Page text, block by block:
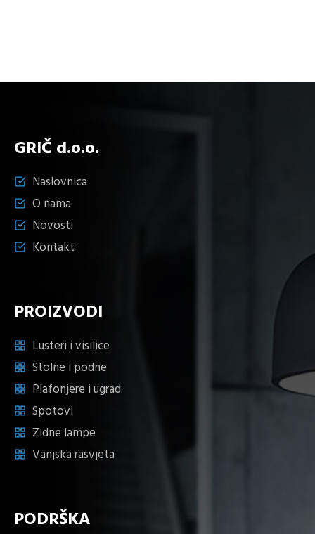
GRIČ d.o.o.
Naslovnica
O nama
Novosti
Kontakt
PROIZVODI
Lusteri i visilice
Stolne i podne
Plafonjere i ugrad.
Spotovi
Zidne lampe
Vanjska rasvjeta
PODRŠKA